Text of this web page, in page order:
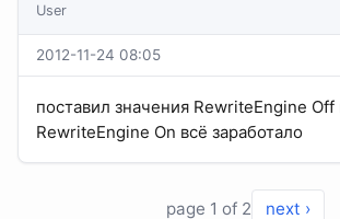
User
2012-11-24 08:05
поставил значения RewriteEngine Off
RewriteEngine On всё заработало
page 1 of 2 next ›